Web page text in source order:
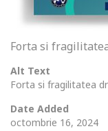
Forta si
Alt Text
Forta si fragilitatea
Date Added
octombrie 16, 2024